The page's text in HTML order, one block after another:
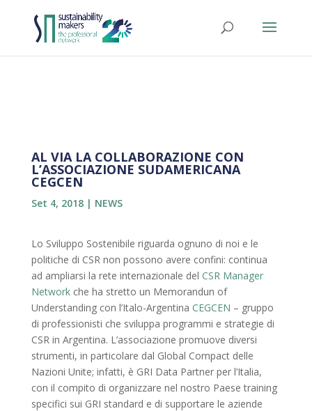
AL VIA LA COLLABORAZIONE CON
L’ASSOCIAZIONE SUDAMERICANA
CEGCEN
Set 4, 2018| NEWS
Lo Sviluppo Sostenibile riguarda ognuno di noi e le
politiche di CSR non possono avere confini: continua
ad ampliarsi la rete internazionale del CSR Manager
Networkche ha stretto un Memorandun of
Understanding con l’Italo-Argentina CEGCEN – gruppo
di professionisti che sviluppa programmi e strategie di
CSR in Argentina. L’associazione promuove diversi
strumenti, in particolare dal Global Compact delle
Nazioni Unite; infatti, è GRI Data Partner per l’Italia,
con il compito di organizzare nel nostro Paese training
specifici sui GRI standard e di supportare le aziende